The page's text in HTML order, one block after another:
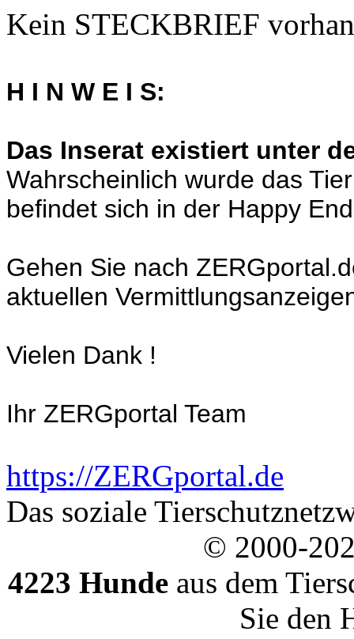
Kein STECKBRIEF
H I N W E I S:
Das Inserat existiert unter
Wahrscheinlich wurde das
befindet sich in der Happy
Gehen Sie nach
aktuellen
Vielen Dank !
Ihr ZERGportal Team
https://ZERGportal.de
Das soziale
© 2000-
4223 Hundeaus dem
Sie den